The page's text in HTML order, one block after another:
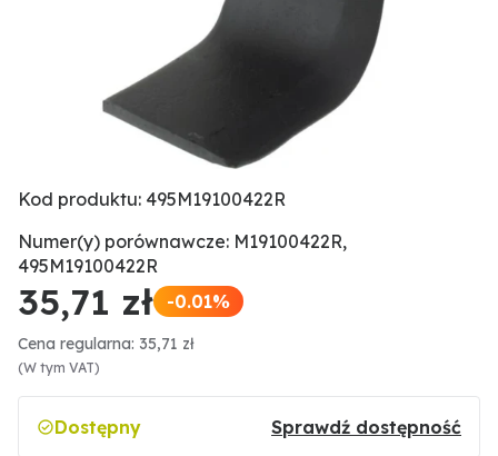
Kod produktu: 495M19100422R
Numer(y) porównawcze: M19100422R,
495M19100422R
35,71 zł -0.01%
Cena regularna: 35,71 zł
(W tym VAT)
Dostępny Sprawdź dostępność